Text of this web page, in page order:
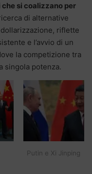
si coalizzano per
di alternative
riflette
e l’avvio di un
la competizione tra
singola potenza.
Putin e Xi Jinping